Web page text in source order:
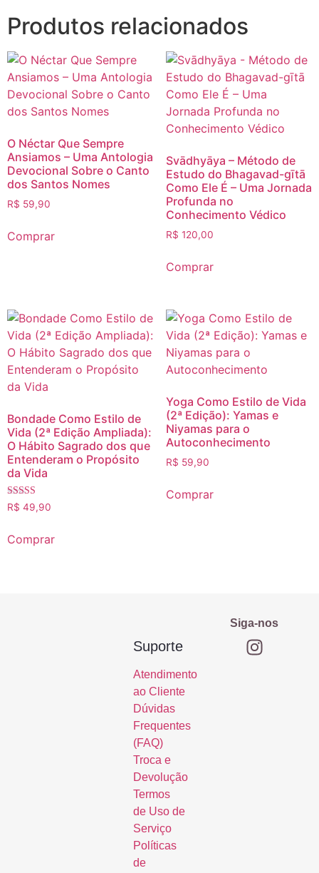
Produtos relacionados
O Néctar Que Sempre
Ansiamos – Uma Antologia
Devocional Sobre o Canto
dos Santos Nomes
R$ 59,90
Comprar
Svādhyāya – Método de
Estudo do Bhagavad-gītā
Como Ele É – Uma Jornada
Profunda no
Conhecimento Védico
R$ 120,00
Comprar
Bondade Como Estilo de
Vida (2ª Edição Ampliada):
O Hábito Sagrado dos que
Entenderam o Propósito
da Vida
Avaliação
5.00
R$ 49,90
Comprar
Yoga Como Estilo de Vida
(2ª Edição): Yamas e
Niyamas para o
Autoconhecimento
R$ 59,90
Comprar
Suporte
Atendimento
ao Cliente
Dúvidas
Frequentes
(FAQ)
Troca e
Devolução
Termos
de Uso de
Serviço
Políticas
de
Siga-nos